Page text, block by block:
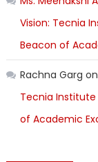
Vision: Tecnia
Beacon of
Rachna Garg on
Tecnia Institute
of Academic